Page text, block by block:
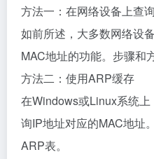
方法一：在网络设备上查询
如前所述，大多数网络设
MAC地址的功能。步骤和
方法二：使用ARP缓存
在Windows或Linux系统
询IP地址对应的MAC地址
ARP表。